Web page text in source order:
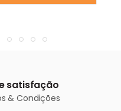
satisfação
& Condições